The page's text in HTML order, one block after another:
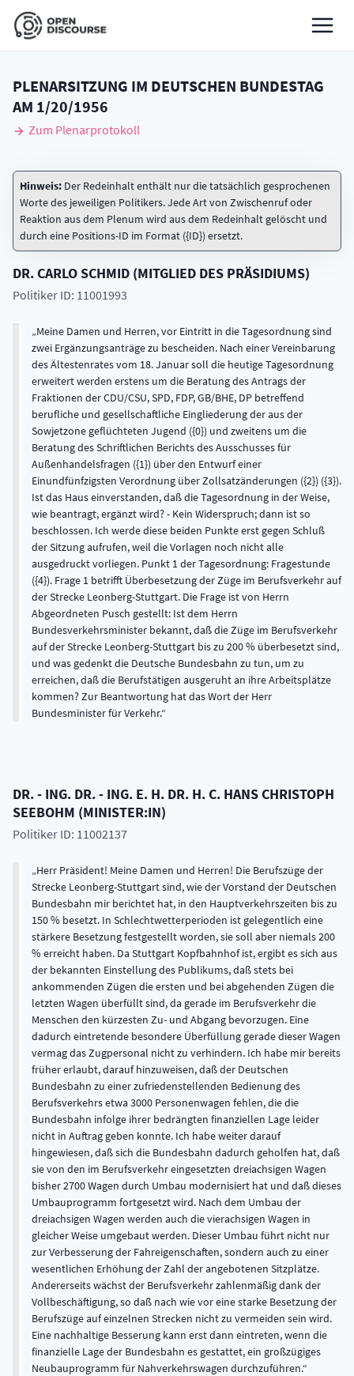
PLENARSITZUNG IM DEUTSCHEN BUNDESTAG
AM 1/20/1956
Zum Plenarprotokoll
Hinweis: Der Redeinhalt enthält nur die tatsächlich gesprochenen
Worte des jeweiligen Politikers. Jede Art von Zwischenruf oder
Reaktion aus dem Plenum wird aus dem Redeinhalt gelöscht und
durch eine Positions-ID im Format ({ID}) ersetzt.
DR.CARLOSCHMID (MITGLIED DES PRÄSIDIUMS)
Politiker ID: 11001993
Meine Damen und Herren, vor Eintritt in die Tagesordnung sind
zwei Ergänzungsanträge zu bescheiden. Nach einer Vereinbarung
des Ältestenrates vom 18. Januar soll die heutige Tagesordnung
erweitert werden erstens um die Beratung des Antrags der
Fraktionen der CDU/CSU, SPD, FDP, GB/BHE, DP betreffend
berufliche und gesellschaftliche Eingliederung der aus der
Sowjetzone geflüchteten Jugend ({0}) und zweitens um die
Beratung des Schriftlichen Berichts des Ausschusses für
Außenhandelsfragen ({1}) über den Entwurf einer
Einundfünfzigsten Verordnung über Zollsatzänderungen ({2}) ({3}).
Ist das Haus einverstanden, daß die Tagesordnung in der Weise,
wie beantragt, ergänzt wird? - Kein Widerspruch; dann ist so
beschlossen. Ich werde diese beiden Punkte erst gegen Schluß
der Sitzung aufrufen, weil die Vorlagen noch nicht alle
ausgedruckt vorliegen. Punkt 1 der Tagesordnung: Fragestunde
({4}). Frage 1 betrifft Überbesetzung der Züge im Berufsverkehr auf
der Strecke Leonberg-Stuttgart. Die Frage ist von Herrn
Abgeordneten Pusch gestellt: Ist dem Herrn
Bundesverkehrsminister bekannt, daß die Züge im Berufsverkehr
auf der Strecke Leonberg-Stuttgart bis zu 200 % überbesetzt sind,
und was gedenkt die Deutsche Bundesbahn zu tun, um zu
erreichen, daß die Berufstätigen ausgeruht an ihre Arbeitsplätze
kommen? Zur Beantwortung hat das Wort der Herr
Bundesminister für Verkehr.
DR. - ING. DR. - ING. E. H. DR. H. C. HANS CHRISTOPH
SEEBOHM (MINISTER:IN)
Politiker ID: 11002137
Herr Präsident! Meine Damen und Herren! Die Berufszüge der
Strecke Leonberg-Stuttgart sind, wie der Vorstand der Deutschen
Bundesbahn mir berichtet hat, in den Hauptverkehrszeiten bis zu
150 % besetzt. In Schlechtwetterperioden ist gelegentlich eine
stärkere Besetzung festgestellt worden, sie soll aber niemals 200
% erreicht haben. Da Stuttgart Kopfbahnhof ist, ergibt es sich aus
der bekannten Einstellung des Publikums, daß stets bei
ankommenden Zügen die ersten und bei abgehenden Zügen die
letzten Wagen überfüllt sind, da gerade im Berufsverkehr die
Menschen den kürzesten Zu- und Abgang bevorzugen. Eine
dadurch eintretende besondere Überfüllung gerade dieser Wagen
vermag das Zugpersonal nicht zu verhindern. Ich habe mir bereits
früher erlaubt, darauf hinzuweisen, daß der Deutschen
Bundesbahn zu einer zufriedenstellenden Bedienung des
Berufsverkehrs etwa 3000 Personenwagen fehlen, die die
Bundesbahn infolge ihrer bedrängten finanziellen Lage leider
nicht in Auftrag geben konnte. Ich habe weiter darauf
hingewiesen, daß sich die Bundesbahn dadurch geholfen hat, daß
sie von den im Berufsverkehr eingesetzten dreiachsigen Wagen
bisher 2700 Wagen durch Umbau modernisiert hat und daß dieses
Umbauprogramm fortgesetzt wird. Nach dem Umbau der
dreiachsigen Wagen werden auch die vierachsigen Wagen in
gleicher Weise umgebaut werden. Dieser Umbau führt nicht nur
zur Verbesserung der Fahreigenschaften, sondern auch zu einer
wesentlichen Erhöhung der Zahl der angebotenen Sitzplätze.
Andererseits wächst der Berufsverkehr zahlenmäßig dank der
Vollbeschäftigung, so daß nach wie vor eine starke Besetzung der
Berufszüge auf einzelnen Strecken nicht zu vermeiden sein wird.
Eine nachhaltige Besserung kann erst dann eintreten, wenn die
finanzielle Lage der Bundesbahn es gestattet, ein großzügiges
Neubauprogramm für Nahverkehrswagen durchzuführen.